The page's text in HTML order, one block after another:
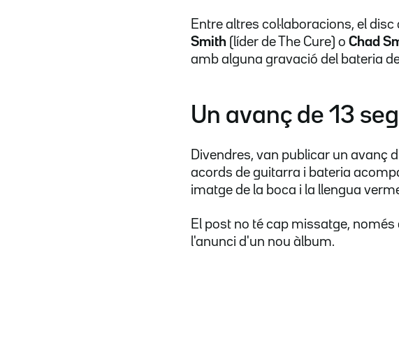
Entre altres col·laboracions, el
Smith (líder de The Cure) o Chad
amb alguna gravació del bateria
Un avanç de 13
Divendres, van publicar un avanç
acords de guitarra i bateria
imatge de la boca i la llengua
El post no té cap missatge, només
l'anunci d'un nou àlbum.